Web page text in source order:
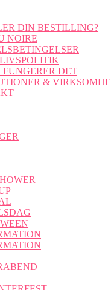
DIN BESTILLING?
NOIRE
DET
&